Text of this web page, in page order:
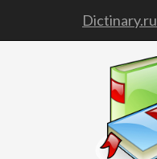
Dictinary.ru